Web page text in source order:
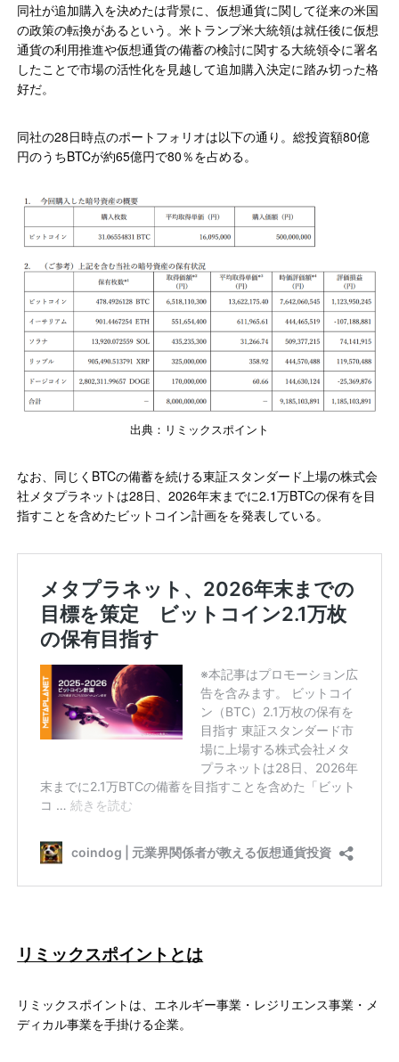
同社が追加購入を決めたは背景に、仮想通貨に関して従来の米国
の政策の転換があるという。米トランプ米大統領は就任後に仮想
通貨の利用推進や仮想通貨の備蓄の検討に関する大統領令に署名
したことで市場の活性化を見越して追加購入決定に踏み切った格
好だ。
同社の28日時点のポートフォリオは以下の通り。総投資額80億
円のうちBTCが約65億円で80％を占める。
出典：リミックスポイント
なお、同じくBTCの備蓄を続ける東証スタンダード上場の株式会
社メタプラネットは28日、2026年末までに2.1万BTCの保有を目
指すことを含めたビットコイン計画をを発表している。
リミックスポイントとは
リミックスポイントは、エネルギー事業・レジリエンス事業・メ
ディカル事業を手掛ける企業。